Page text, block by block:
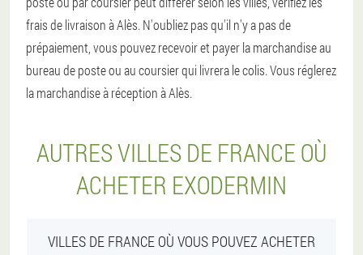
frais de livraison à Alès. N'oubliez pas qu'il n'y a pas de
prépaiement, vous pouvez recevoir et payer la marchandise au
bureau de poste ou au coursier qui livrera le colis. Vous réglerez
la marchandise à réception à Alès.
AUTRES VILLES DE FRANCE OÙ
ACHETER EXODERMIN
VILLES DE FRANCE OÙ VOUS POUVEZ ACHETER